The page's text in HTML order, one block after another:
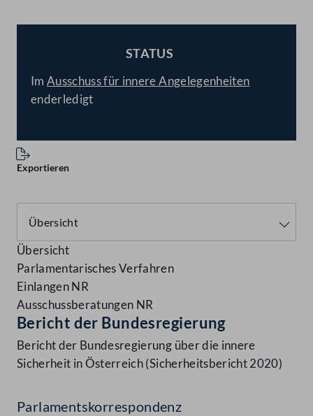
STATUS
ImAusschuss für innere Angelegenheiten
enderledigt
Exportieren
Übersicht
Parlamentarisches Verfahren
Einlangen NR
Ausschussberatungen NR
Bericht der Bundesregierung
Bericht der Bundesregierung über die innere
Sicherheit in Österreich (Sicherheitsbericht 2020)
Parlamentskorrespondenz